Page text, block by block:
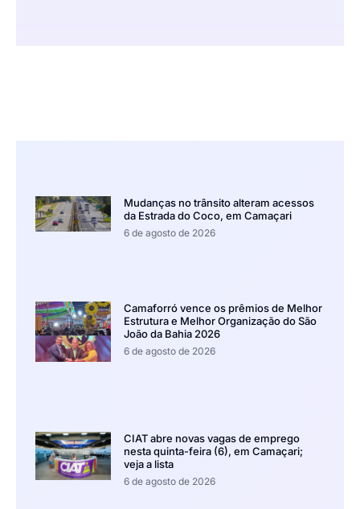
Mudanças no trânsito alteram acessos
da Estrada do Coco, em Camaçari
6 de agosto de 2026
Camaforró vence os prêmios de Melhor
Estrutura e Melhor Organização do São
João da Bahia 2026
6 de agosto de 2026
CIAT abre novas vagas de emprego
nesta quinta-feira (6), em Camaçari;
veja a lista
6 de agosto de 2026